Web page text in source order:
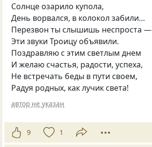
Солнце озарило купола,
День ворвался, в колокол забили…
Перезвон ты слышишь неспроста —
Эти звуки Троицу объявили.
Поздравляю с этим светлым днем
И желаю счастья, радости, успеха,
Не встречать беды в пути своем,
Радуя родных, как лучик света!
автор не указан
9 1